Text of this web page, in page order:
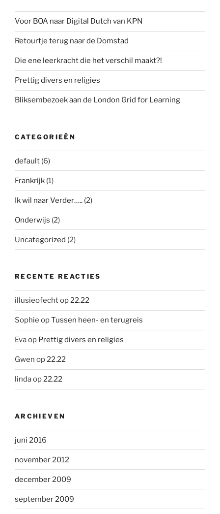
Voor BOA naar Digital Dutch van KPN
Retourtje terug naar de Domstad
Die ene leerkracht die het verschil maakt?!
Prettig divers en religies
Bliksembezoek aan de London Grid for Learning
CATEGORIEËN
default (6)
Frankrijk (1)
Ik wil naar Verder….. (2)
Onderwijs (2)
Uncategorized (2)
RECENTE REACTIES
illusieofechtop22.22
Sophie opTussen heen- en terugreis
Evaop Prettig divers en religies
Gwen op22.22
lindaop22.22
ARCHIEVEN
juni 2016
november 2012
december 2009
september 2009